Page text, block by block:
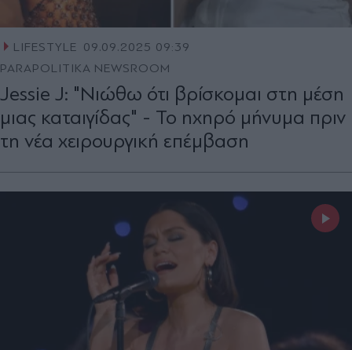
LIFESTYLE 09.09.2025 09:39
PARAPOLITIKA NEWSROOM
Jessie J: "Νιώθω ότι βρίσκομαι στη μέση
μιας καταιγίδας" - Το ηχηρό μήνυμα πριν
τη νέα χειρουργική επέμβαση